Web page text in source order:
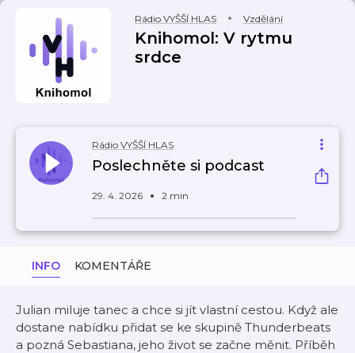
Rádio VYŠŠÍ HLAS Vzdělání
Knihomol: V rytmu
srdce
Rádio VYŠŠÍ HLAS
Poslechněte si podcast
29. 4. 2026 2 min
INFO KOMENTÁŘE
Julian miluje tanec a chce si jít vlastní cestou. Když ale
dostane nabídku přidat se ke skupině Thunderbeats
a pozná Sebastiana, jeho život se začne měnit. Příběh